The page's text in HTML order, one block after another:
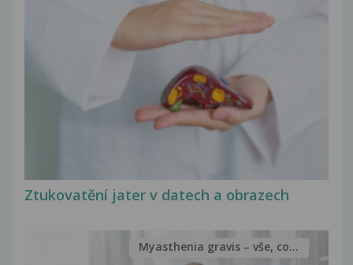
Ztukovatění jater v datech a obrazech
Myasthenia gravis – vše, co...